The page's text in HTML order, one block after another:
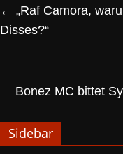
← „Raf Camora,
Disses?“
Bonez MC bittet
Sidebar